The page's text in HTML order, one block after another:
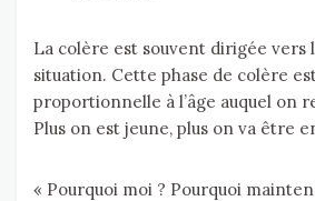
La colère est souvent dirigée vers
situation. Cette phase de colère
proportionnelle à l’âge auquel on
Plus on est jeune, plus on va être
« Pourquoi moi ? Pourquoi